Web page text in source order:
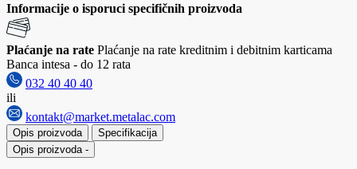
Informacije o isporuci specifičnih proizvoda
Plaćanje na rate Plaćanje na rate kreditnim i debitnim karticama
Banca intesa - do 12 rata
032 40 40 40
ili
kontakt@market.metalac.com
Opis proizvoda
Specifikacija
Opis proizvoda -